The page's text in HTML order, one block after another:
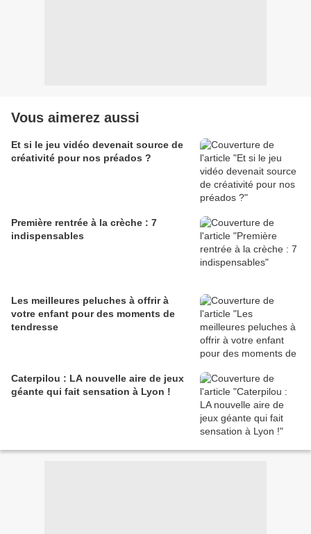
Vous aimerez aussi
Et si le jeu vidéo devenait source de
créativité pour nos préados ?
Première rentrée à la crèche : 7
indispensables
Les meilleures peluches à offrir à
votre enfant pour des moments de
tendresse
Caterpilou : LA nouvelle aire de jeux
géante qui fait sensation à Lyon !